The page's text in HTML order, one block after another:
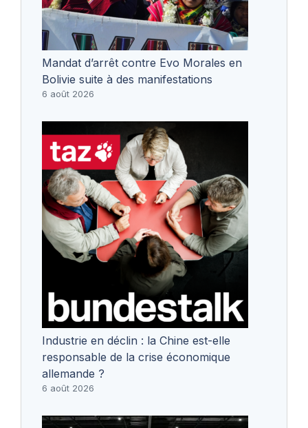
Mandat d’arrêt contre Evo Morales en
Bolivie suite à des manifestations
6 août 2026
Industrie en déclin : la Chine est-elle
responsable de la crise économique
allemande ?
6 août 2026